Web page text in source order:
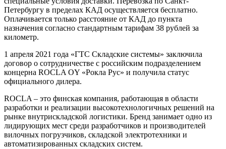
Петербургу в пределах КАД осуществляется бесплатно.
Оплачивается только расстояние от КАД до пункта
назначения согласно стандартным тарифам 38 рублей за
километр.
1 апреля 2021 года «ГТС Складские системы» заключила
договор о сотрудничестве с российским подразделением
концерна ROCLA OY «Рокла Рус» и получила статус
официального дилера.
ROCLA – это финская компания, работающая в области
разработки и реализации высокотехнологичных решений на
рынке внутрискладской логистики. Бренд занимает одно из
лидирующих мест среди разработчиков и производителей
вилочных погрузчиков, складской электротехники и
автоматизированных складских систем.